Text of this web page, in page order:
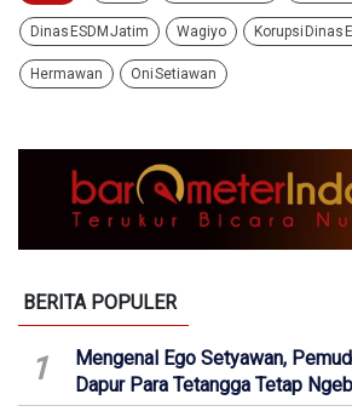
Dinas ESDM Jatim Wagiyo Korupsi Dinas
Hermawan Oni Setiawan
BERITA POPULER
1
Mengenal Ego Setyawan,
Dapur Para Tetangga Tetap